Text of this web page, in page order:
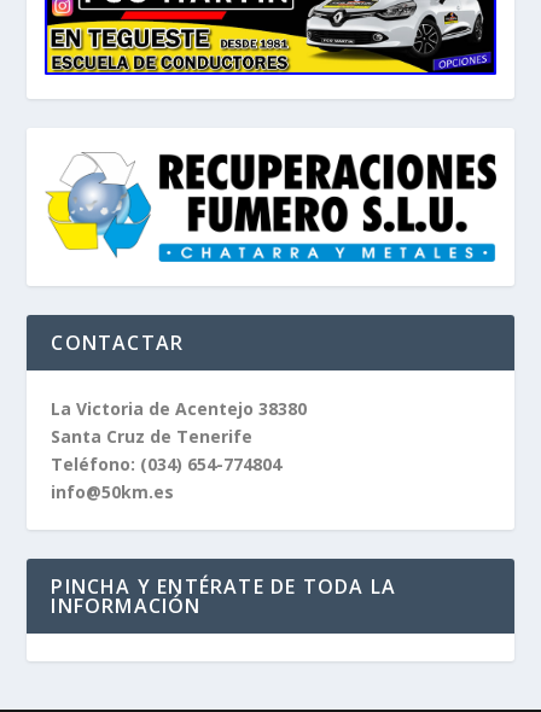
CONTACTAR
La Victoria de Acentejo 38380
Santa Cruz de Tenerife
Teléfono: (034) 654-774804
info@50km.es
PINCHA Y ENTÉRATE DE TODA LA
INFORMACIÓN